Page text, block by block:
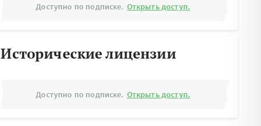
Доступно по подписке. Открыть доступ.
Исторические лицензии
Доступно по подписке. Открыть доступ.